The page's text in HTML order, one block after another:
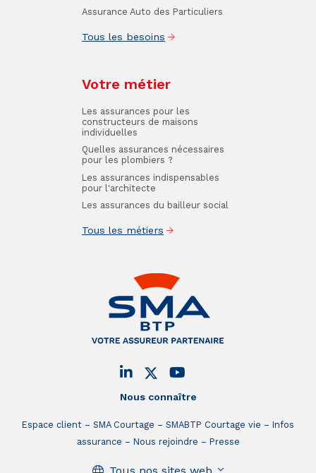
Nous connaître
Espace client SMA Courtage SMABTP Courtage vie
Infos
assurance
Nous rejoindre Presse
Assurance Auto des Particuliers
Tous les besoins
Votre métier
Les assurances pour les
constructeurs de maisons
individuelles
Quelles assurances nécessaires
pour les plombiers ?
Les assurances indispensables
pour l'architecte
Les assurances du bailleur social
Tous les métiers